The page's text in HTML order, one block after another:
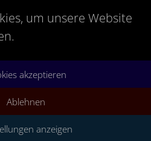
um unsere Website
akzeptieren
Ablehnen
anzeigen